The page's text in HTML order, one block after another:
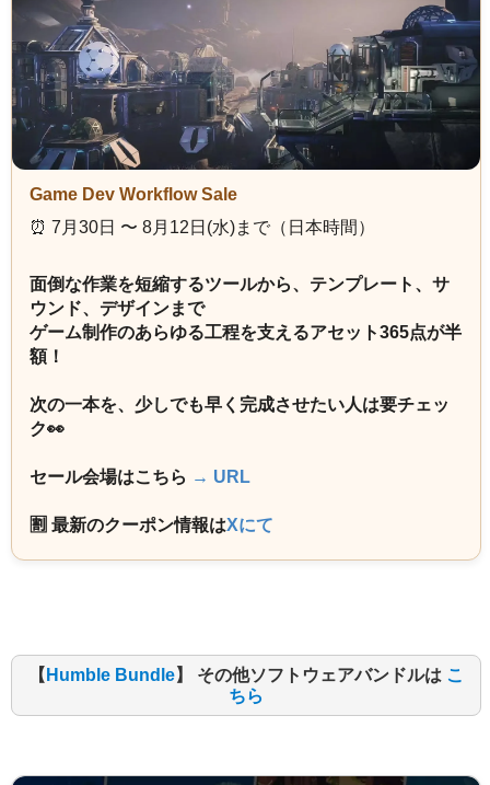
Game Dev Workflow Sale
⏰️ 7月30日 〜 8月12日(水)まで（日本時間）
面倒な作業を短縮するツールから、テンプレート、サ
ウンド、デザインまで
ゲーム制作のあらゆる工程を支えるアセット365点が半
額！
次の一本を、少しでも早く完成させたい人は要チェッ
ク👀
セール会場はこちら → URL
🈹 最新のクーポン情報はXにて
【 Humble Bundle】 その他ソフトウェアバンドルは こ
ちら